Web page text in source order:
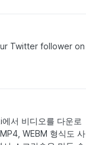
Twitter follower on
서 비디오를 다운로
WEBM 형식도 사